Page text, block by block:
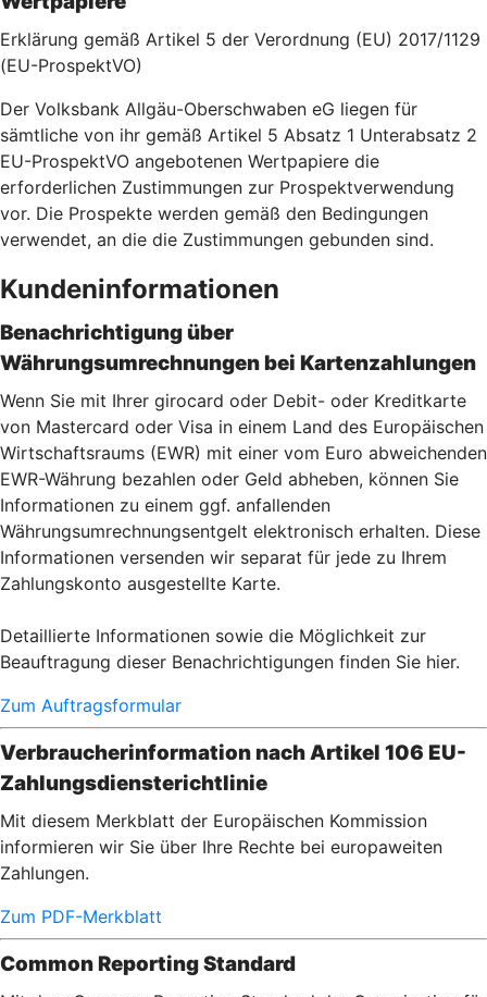
Erklärung gemäß Artikel 5 der Verordnung (EU) 2017/1129
(EU-ProspektVO)
Der Volksbank Allgäu-Oberschwaben eG liegen für
sämtliche von ihr gemäß Artikel 5 Absatz 1 Unterabsatz 2
EU-ProspektVO angebotenen Wertpapiere die
erforderlichen Zustimmungen zur Prospektverwendung
vor. Die Prospekte werden gemäß den Bedingungen
verwendet, an die die Zustimmungen gebunden sind.
Kundeninformationen
Benachrichtigung über
Währungsumrechnungen bei Kartenzahlungen
Wenn Sie mit Ihrer girocard oder Debit- oder Kreditkarte
von Mastercard oder Visa in einem Land des Europäischen
Wirtschaftsraums (EWR) mit einer vom Euro abweichenden
EWR-Währung bezahlen oder Geld abheben, können Sie
Informationen zu einem ggf. anfallenden
Währungsumrechnungsentgelt elektronisch erhalten. Diese
Informationen versenden wir separat für jede zu Ihrem
Zahlungskonto ausgestellte Karte.
Detaillierte Informationen sowie die Möglichkeit zur
Beauftragung dieser Benachrichtigungen finden Sie hier.
Zum Auftragsformular
Verbraucherinformation nach Artikel 106 EU-
Zahlungsdiensterichtlinie
Mit diesem Merkblatt der Europäischen Kommission
informieren wir Sie über Ihre Rechte bei europaweiten
Zahlungen.
Zum PDF-Merkblatt
Common Reporting Standard